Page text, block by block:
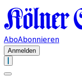
AboAbonnieren
Anmelden